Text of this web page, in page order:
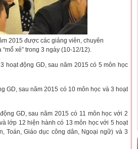
2015 được các giảng viên, chuyên
xẻ” trong 3 ngày (10-12/12).
hoạt động GD, sau năm 2015 có 5 môn học
GD, sau năm 2015 có 10 môn học và 3 hoạt
GD, sau năm 2015 có 11 môn học với 2
lớp 12 hiện hành có 13 môn học với 5 hoạt
Toán, Giáo dục công dân, Ngoại ngữ) và 3